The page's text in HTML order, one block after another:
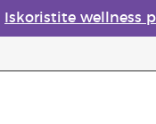
Iskoristite wellness